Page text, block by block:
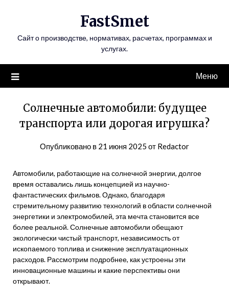
FastSmet
Сайт о производстве, нормативах, расчетах, программах и
услугах.
Меню
Солнечные автомобили: будущее
транспорта или дорогая игрушка?
Опубликовано в 21 июня 2025 от Redactor
Автомобили, работающие на солнечной энергии, долгое
время оставались лишь концепцией из научно-
фантастических фильмов. Однако, благодаря
стремительному развитию технологий в области солнечной
энергетики и электромобилей, эта мечта становится все
более реальной. Солнечные автомобили обещают
экологически чистый транспорт, независимость от
ископаемого топлива и снижение эксплуатационных
расходов. Рассмотрим подробнее, как устроены эти
инновационные машины и какие перспективы они
открывают.